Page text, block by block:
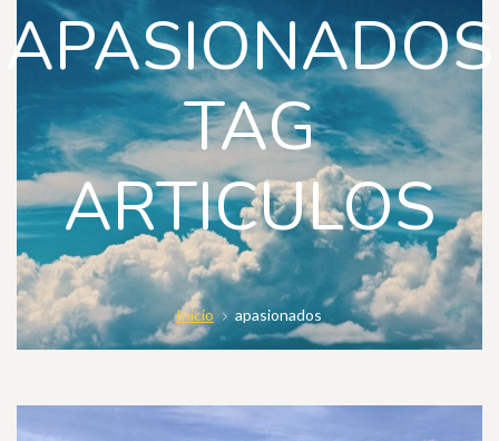
APASIONADOS
TAG
ARTICULOS
Inicio apasionados